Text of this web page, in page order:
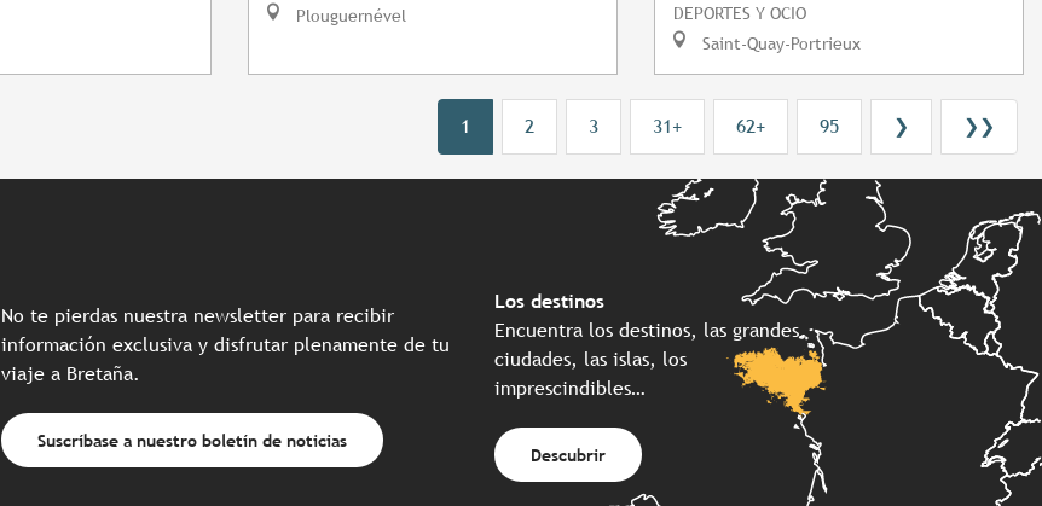
Plouguernével
DEPORTES Y OCIO
Saint-Quay-Portrieux
1 2 3 31+ 62+ 95 ❯ ❯❯
No te pierdas nuestra newsletter para recibir
información exclusiva y disfrutar plenamente de tu
viaje a Bretaña.
Suscríbase a nuestro boletín de noticias
Los destinos
Encuentra los destinos, las grandes
ciudades, las islas, los
imprescindibles…
Descubrir